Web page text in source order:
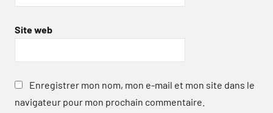
Site web
Enregistrer mon nom, mon e-mail et mon site dans le
navigateur pour mon prochain commentaire.